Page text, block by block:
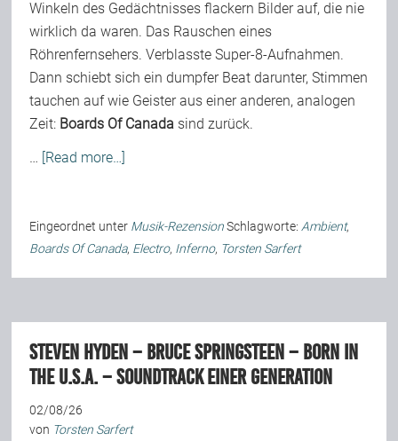
Alles andere
Backstage
Support Us
Kalender
Winkeln des Gedächtnisses flackern Bilder auf, die nie
wirklich da waren. Das Rauschen eines
Röhrenfernsehers. Verblasste Super-8-Aufnahmen.
Dann schiebt sich ein dumpfer Beat darunter, Stimmen
tauchen auf wie Geister aus einer anderen, analogen
Zeit: Boards Of Canada sind zurück.
… [Read more…]
Eingeordnet unter Musik-Rezension Schlagworte: Ambient,
Boards Of Canada, Electro, Inferno, Torsten Sarfert
Steven Hyden – Bruce Springsteen – Born in
the U.S.A. – Soundtrack einer Generation
02/08/26
von Torsten Sarfert